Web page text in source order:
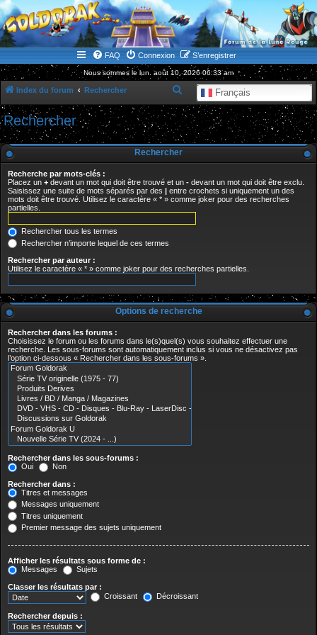
WWW.GOLDORAKGO.COM
le site de la Lune Rouge
FAQ Connexion S’enregistrer
Nous sommes le lun. août 10, 2026 06:33 am
Index du forum Rechercher Français
e
c
h
c
e
Rechercher
Rechercher
Recherche par mots-clés :
Placez un + devant un mot qui doit être trouvé et un - devant un mot qui doit être exclu.
Saisissez une suite de mots séparés par des | entre crochets si uniquement un des
mots doit être trouvé. Utilisez le caractère « * » comme joker pour des recherches
partielles.
Rechercher tous les termes
Rechercher n’importe lequel de ces termes
Rechercher par auteur :
Utilisez le caractère « * » comme joker pour des recherches partielles.
Options de recherche
Rechercher dans les forums :
Choisissez le forum ou les forums dans le(s)quel(s) vous souhaitez effectuer une
recherche. Les sous-forums sont automatiquement inclus si vous ne désactivez pas
l’option ci-dessous « Rechercher dans les sous-forums ».
Rechercher dans les sous-forums :
Oui
Non
Rechercher dans :
Titres et messages
Messages uniquement
Titres uniquement
Premier message des sujets uniquement
Afficher les résultats sous forme de :
Messages
Sujets
Classer les résultats par :
Croissant
Décroissant
Rechercher depuis :